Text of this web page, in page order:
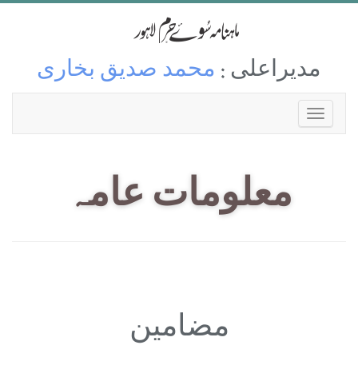
مدیراعلی : محمد صدیق بخاری
معلومات عامہ
مضامین